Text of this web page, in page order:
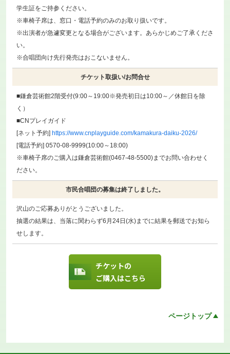
チケットの
ご購入はこちら
学生証をご持参ください。
※車椅子席は、窓口・電話予約のみのお取り扱いです。
※出演者が急遽変更となる場合がございます。あらかじめご了承くださ
い。
※合唱団向け先行発売はおこないません。
チケット取扱い/お問合せ
■鎌倉芸術館2階受付(9:00～19:00※発売初日は10:00～／休館日を除
く）
■CNプレイガイド
[ネット予約] https://www.cnplayguide.com/kamakura-daiku-2026/
[電話予約] 0570-08-9999(10:00～18:00)
※車椅子席のご購入は鎌倉芸術館(0467-48-5500)までお問い合わせく
ださい。
市民合唱団の募集は終了しました。
沢山のご応募ありがとうございました。
抽選の結果は、当落に関わらず6月24日(水)までに結果を郵送でお知ら
せします。
ページトップ